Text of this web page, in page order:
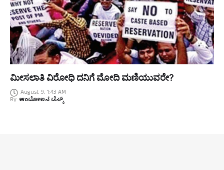
ಮೀಸಲಾತಿ ವಿರೋಧಿ ದನಿಗೆ ಮೋದಿ ಮಣಿಯುವರೇ?
August 9, 1:43 AM
By ಆಂದೋಲನ ಡೆಸ್ಕ್